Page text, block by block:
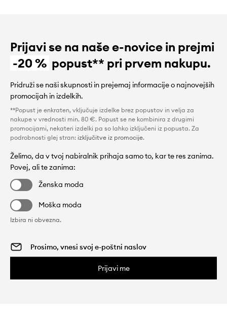
Prijavi se na naše e-novice in prejmi
-20 % popust** pri prvem nakupu.
Pridruži se naši skupnosti in prejemaj informacije o najnovejših
promocijah in izdelkih.
**Popust je enkraten, vključuje izdelke brez popustov in velja za
nakupe v vrednosti min. 80 €. Popust se ne kombinira z drugimi
promocijami, nekateri izdelki pa so lahko izključeni iz popusta. Za
podrobnosti glej stran: izključitve iz promocije.
Želimo, da v tvoj nabiralnik prihaja samo to, kar te res zanima.
Povej, ali te zanima:
Ženska moda
Moška moda
Izbira ni obvezna.
Prijavi me